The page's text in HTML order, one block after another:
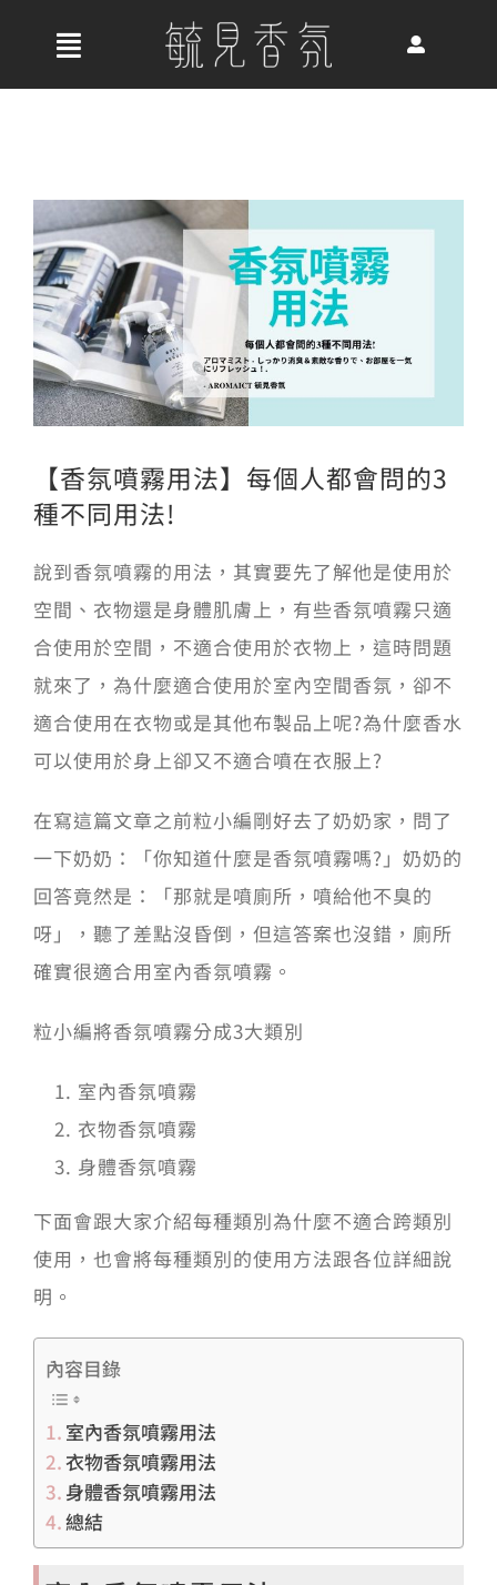
收
列
關於我們
最新消息
香氛產品
好評推薦
會員專區
搜
索
結
果：
【香氛噴霧用法】每個人都會問的3
種不同用法!
說到香氛噴霧的用法，其實要先了解他是使用於
空間、衣物還是身體肌膚上，有些香氛噴霧只適
合使用於空間，不適合使用於衣物上，這時問題
就來了，為什麼適合使用於室內空間香氛，卻不
適合使用在衣物或是其他布製品上呢?為什麼香水
可以使用於身上卻又不適合噴在衣服上?
在寫這篇文章之前粒小編剛好去了奶奶家，問了
一下奶奶：「你知道什麼是香氛噴霧嗎?」奶奶的
回答竟然是：「那就是噴廁所，噴給他不臭的
呀」，聽了差點沒昏倒，但這答案也沒錯，廁所
確實很適合用室內香氛噴霧。
粒小編將香氛噴霧分成3大類別
室內香氛噴霧
衣物香氛噴霧
身體香氛噴霧
下面會跟大家介紹每種類別為什麼不適合跨類別
使用，也會將每種類別的使用方法跟各位詳細說
明。
內容目錄
室內香氛噴霧用法
衣物香氛噴霧用法
身體香氛噴霧用法
總結